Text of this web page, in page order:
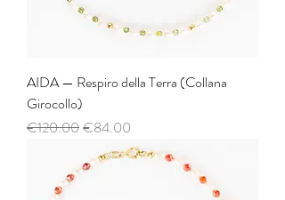
AIDA — Respiro della Terra (Collana
Girocollo)
Regular Price
€120.00Sale Price
€84.00